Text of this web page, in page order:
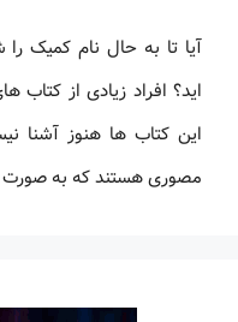
آیا تا به حال نام کمیک را
اید؟ افراد زیادی از کتاب
این کتاب ها هنوز آشنا
مصوری هستند که به صورت